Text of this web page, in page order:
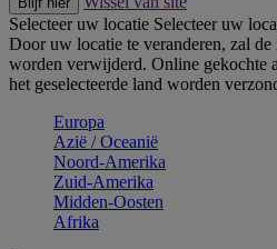
Selecteer uw locatie Selecteer uw
Door uw locatie te veranderen, zal
worden verwijderd. Online gekochte
het geselecteerde land worden
Europa
Aziё / Oceaniё
Noord-Amerika
Zuid-Amerika
Midden-Oosten
Afrika